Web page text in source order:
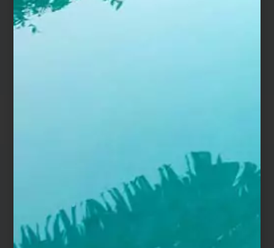
L’entretien du matériau est à réaliser
au nettoyeur à haute pression, éventuellement, afin